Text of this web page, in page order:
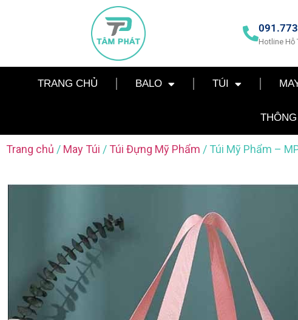
Hotline Hỗ
TRANG CHỦ BALO TÚI
Trang chủ / May Túi / Túi Đựng Mỹ Phẩm / Túi Mỹ Phẩm –